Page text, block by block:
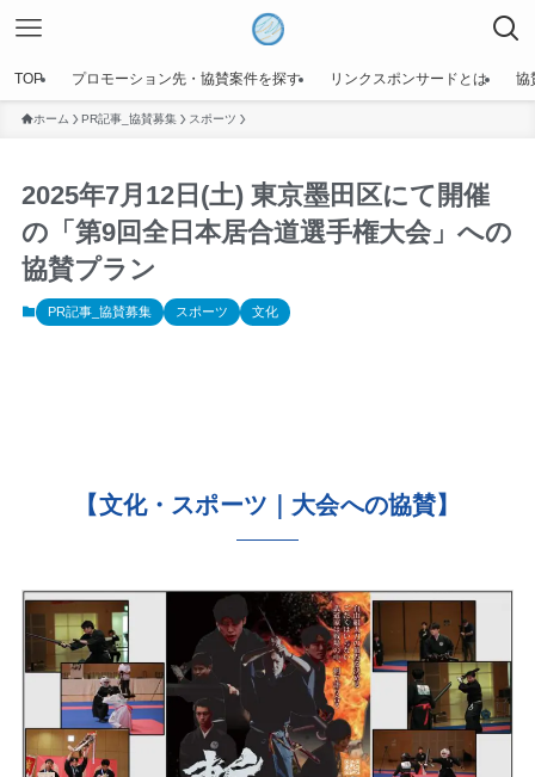
TOP プロモーション先・協賛案件を探す リンクスポンサードとは 協
ホーム PR記事_協賛募集 スポーツ
2025年7月12日(土) 東京墨田区にて開催
の「第9回全日本居合道選手権大会」への
協賛プラン
PR記事_協賛募集 スポーツ 文化
【文化・スポーツ｜大会への協賛】